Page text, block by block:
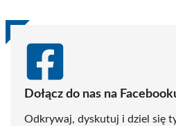
Dołącz do nas na
Odkrywaj, dyskutuj i dziel się